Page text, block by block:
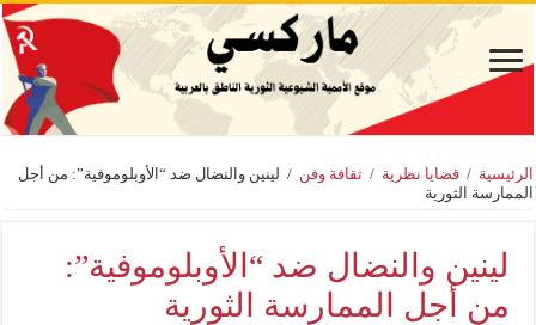
الرئيسية / قضايا نظرية / ثقافة وفن / لينين والنضال ضد “الأوبلوموفية”: من أجل
الممارسة الثورية
لينين والنضال ضد “الأوبلوموفية”:
من أجل الممارسة الثورية